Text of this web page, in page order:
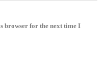
browser for the next time I